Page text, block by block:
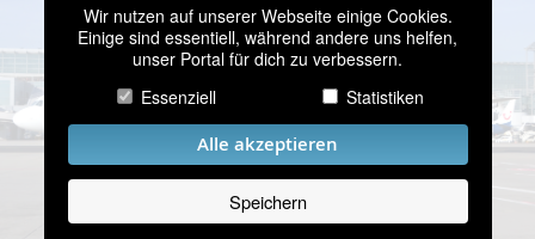
Wir nutzen auf unserer Webseite einige Cookies.
Einige sind essentiell, während andere uns helfen,
unser Portal für dich zu verbessern.
Essenziell
Statistiken
Alle akzeptieren
Speichern